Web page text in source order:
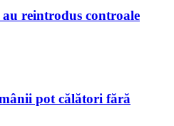
au reintrodus controale
pot călători fără